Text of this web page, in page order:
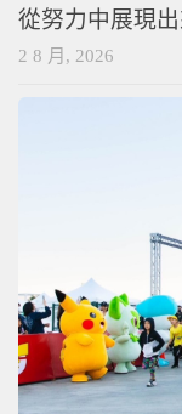
從努力中展現
2 8 月, 2026